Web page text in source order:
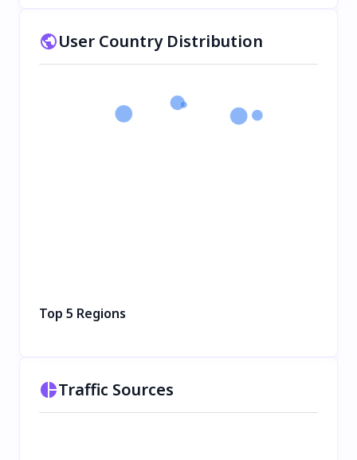
User Country Distribution
Top 5 Regions
Traffic Sources